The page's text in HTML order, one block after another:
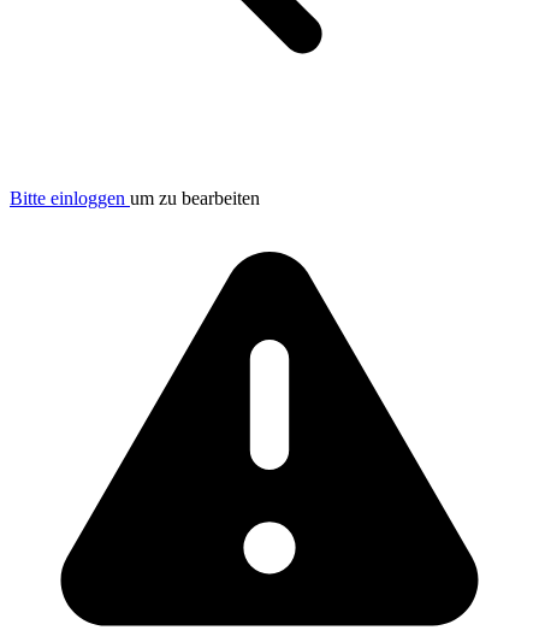
Bitte einloggen um zu bearbeiten